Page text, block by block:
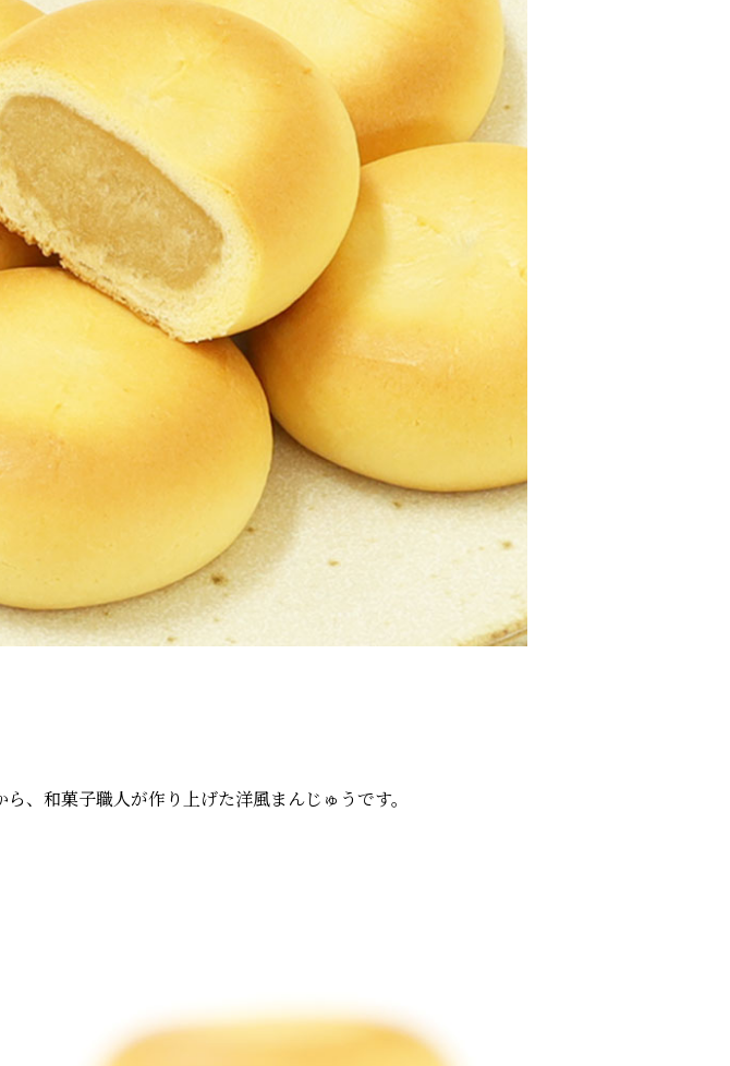
、和菓子職人が作り上げた洋風まんじゅうです。